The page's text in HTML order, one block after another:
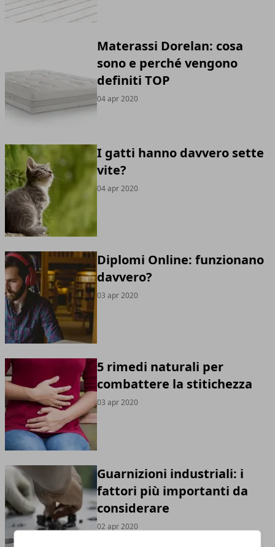
Materassi Dorelan: cosa
sono e perché vengono
definiti TOP
04 apr 2020
I gatti hanno davvero sette
vite?
04 apr 2020
Diplomi Online: funzionano
davvero?
03 apr 2020
5 rimedi naturali per
combattere la stitichezza
03 apr 2020
Guarnizioni industriali: i
fattori più importanti da
considerare
02 apr 2020